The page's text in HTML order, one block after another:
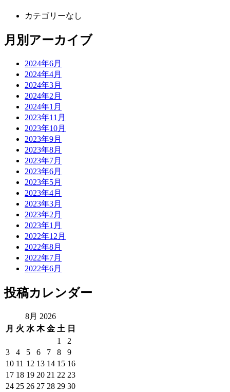
カテゴリーなし
月別アーカイブ
2024年6月
2024年4月
2024年3月
2024年2月
2024年1月
2023年11月
2023年10月
2023年9月
2023年8月
2023年7月
2023年6月
2023年5月
2023年4月
2023年3月
2023年2月
2023年1月
2022年12月
2022年8月
2022年7月
2022年6月
投稿カレンダー
8月 2026
月 火 水 木 金 土 日
1
2
3
4 5 6 7 8
9
10 11 12 13 14 15 16
17 18 19 20 21 22 23
24 25 26 27 28 29 30